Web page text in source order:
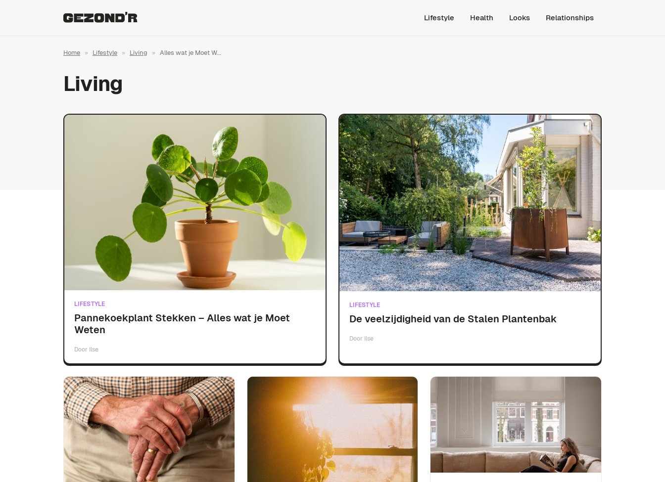
Lifestyle Health Looks Relationships
Home » Lifestyle » Living » Alles wat je Moet W...
Living
LIFESTYLE
Pannekoekplant Stekken – Alles wat je Moet
Weten
Door Ilse
LIFESTYLE
De veelzijdigheid van de Stalen Plantenbak
Door Ilse